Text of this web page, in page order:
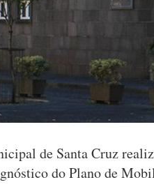
de Santa Cruz
do Plano de